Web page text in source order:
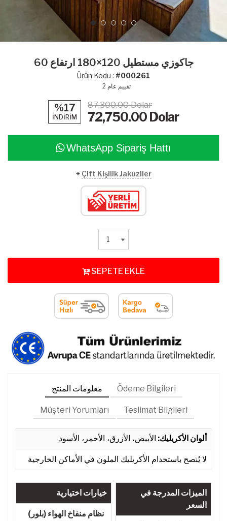
جاكوزي مستطيل 120×180 ارتفاع 60
Ürün Kodu : #000261
2 تقييم عام
%17
İNDİRİM
87,300.00 Dolar
72,750.00 Dolar
WhatsApp Sipariş Hattı
+ Çift Kişilik Jakuziler
SEPETE EKLE
معلومات المنتج Ödeme Bilgileri
Müşteri Yorumları Teslimat Bilgileri
ألوان الأكريليك: الأبيض، الأزرق، الأحمر، الأسود
لا يُنصح باستخدام الأكريليك الملون في الأماكن الخارجية
خيارات اختيارية
الميزات المدرجة في
السعر